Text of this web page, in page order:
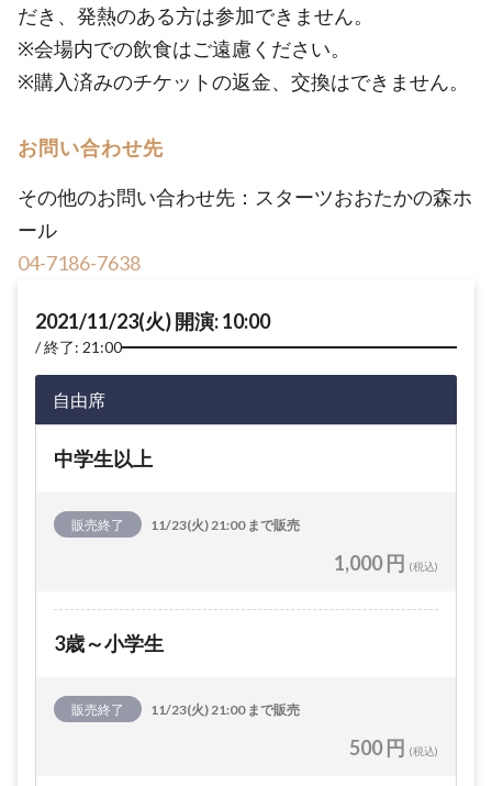
だき、発熱のある方は参加できません。
※会場内での飲食はご遠慮ください。
※購入済みのチケットの返金、交換はできません。
お問い合わせ先
その他のお問い合わせ先：スターツおおたかの森ホ
ール
04-7186-7638
2021/11/23(火) 開演: 10:00
終了: 21:00
自由席
中学生以上
販売終了 11/23(火) 21:00 まで販売
1,000 円 (税込)
3歳～小学生
販売終了 11/23(火) 21:00 まで販売
500 円 (税込)